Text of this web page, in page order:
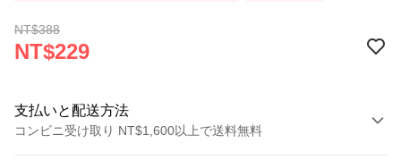
NT$388
NT$229
支払いと配送方法
コンビニ受け取り NT$1,600以上で送料無料